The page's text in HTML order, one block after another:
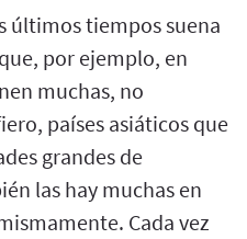
últimos tiempos suena
por ejemplo, en
muchas, no
países asiáticos que
grandes de
las hay muchas en
Cada vez